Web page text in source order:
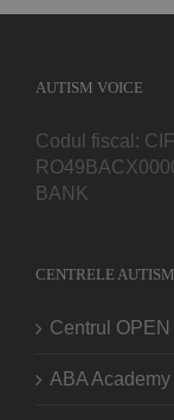
AUTISM VOICE
Codul fiscal:
BANK
CENTRELE
Centrul OPEN
ABA Academy